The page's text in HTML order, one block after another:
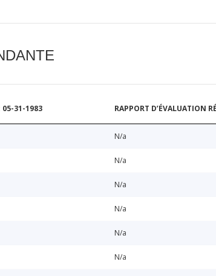
05-31-1983 RAPPORT D’ÉVALUATION
N/a
N/a
N/a
N/a
N/a
N/a